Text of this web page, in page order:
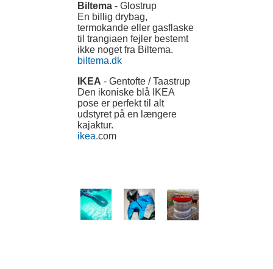
Biltema - Glostrup
En billig drybag,
termokande eller gasflaske
til trangiaen fejler bestemt
ikke noget fra Biltema.
biltema.dk
IKEA - Gentofte / Taastrup
Den ikoniske blå IKEA
pose er perfekt til alt
udstyret på en længere
kajaktur.
ikea.com